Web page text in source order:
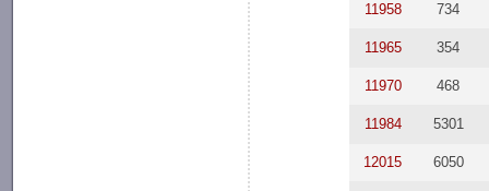
11958 734
11965 354
11970 468
11984 5301
12015 6050